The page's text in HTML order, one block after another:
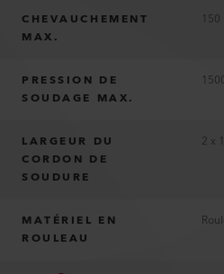
CHEVAUCHEMENT
MAX.
150
PRESSION DE
SOUDAGE MAX.
LARGEUR DU
CORDON DE
SOUDURE
2 x
MATÉRIEL EN
ROULEAU